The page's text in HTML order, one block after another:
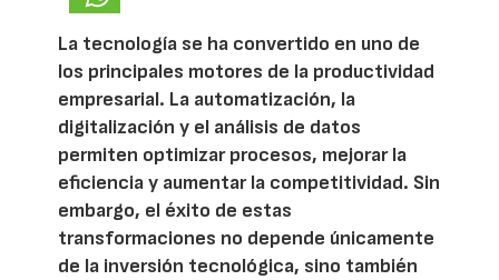
La tecnología se ha convertido en uno de
los principales motores de la productividad
empresarial. La automatización, la
digitalización y el análisis de datos
permiten optimizar procesos, mejorar la
eficiencia y aumentar la competitividad. Sin
embargo, el éxito de estas
transformaciones no depende únicamente
de la inversión tecnológica, sino también